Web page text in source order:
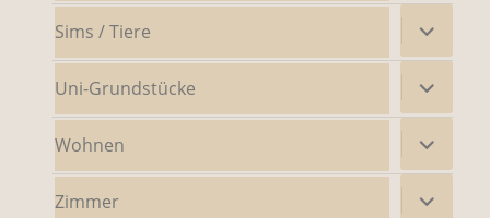
Sims / Tiere Untermenü
öffnen
Uni-Grundstücke Untermenü
öffnen
Wohnen Untermenü
öffnen
Zimmer Untermenü
öffnen